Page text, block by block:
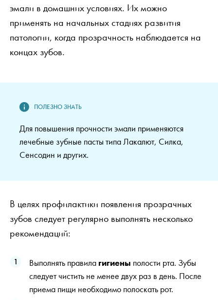
эмали в домашних условиях. Их можно
применять на начальных стадиях развития
патологии, когда прозрачность наблюдается на
концах зубов.
Для повышения прочности эмали применяются
лечебные зубные пасты типа Лакалют, Силка,
Сенсодин и других.
В целях профилактики появления прозрачных
зубов следует регулярно выполнять несколько
рекомендаций:
Выполнять правила гигиены полости рта. Зубы
следует чистить не менее двух раз в день. После
приема пищи необходимо полоскать рот.